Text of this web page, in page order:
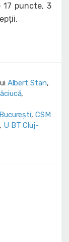
puncte, 3
Albert Stan,
,
, CSM
, U BT Cluj-